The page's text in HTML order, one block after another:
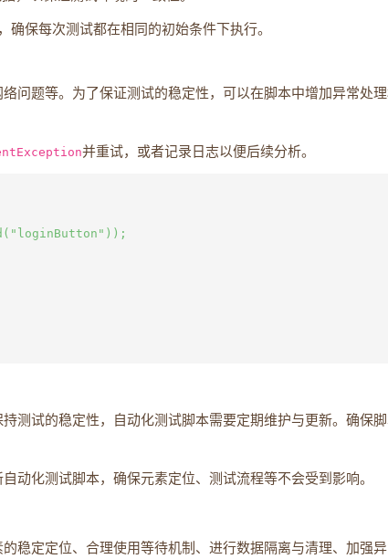
确保每次测试都在相同的初始条件下执行。
问题等。为了保证测试的稳定性，可以在脚本中增加异常处
并重试，或者记录日志以便后续分析。
测试的稳定性，自动化测试脚本需要定期维护与更新。确保
动化测试脚本，确保元素定位、测试流程等不会受到影响。
稳定定位、合理使用等待机制、进行数据隔离与清理、加强